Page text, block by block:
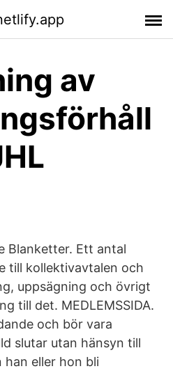
av
Blanketter. Ett antal
till kollektivavtalen och
uppsägning och övrigt
till det. MEDLEMSSIDA.
och bör vara
slutar utan hänsyn till
han eller hon bli